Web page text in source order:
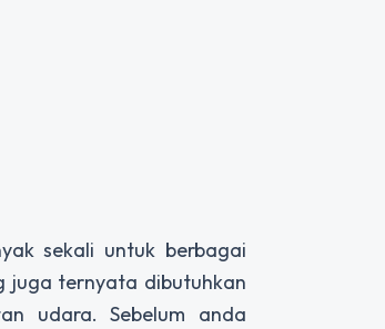
sekali untuk berbagai
juga ternyata dibutuhkan
udara. Sebelum anda